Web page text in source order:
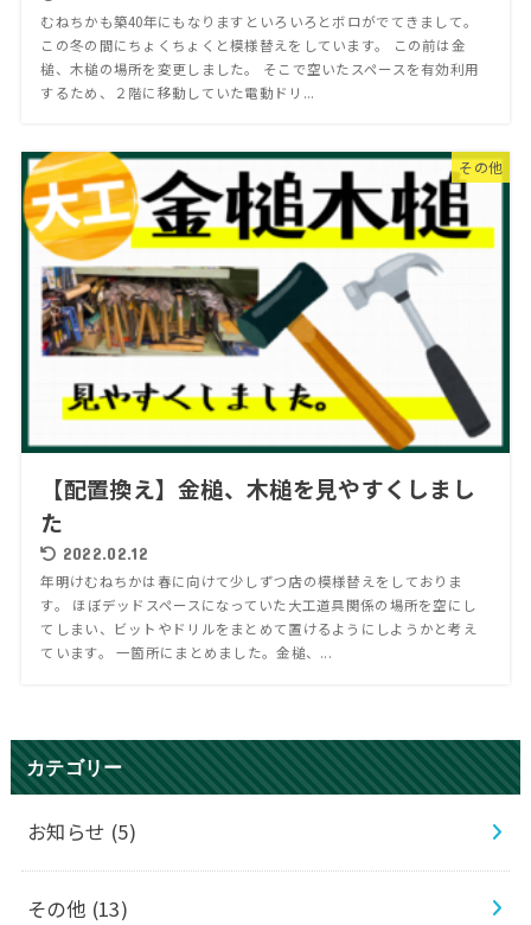
むねちかも築40年にもなりますといろいろとボロがでてきまして。
この冬の間にちょくちょくと模様替えをしています。 この前は金
槌、木槌の場所を変更しました。 そこで空いたスペースを有効利用
するため、２階に移動していた電動ドリ...
その他
【配置換え】金槌、木槌を見やすくしまし
た
2022.02.12
年明けむねちかは春に向けて少しずつ店の模様替えをしておりま
す。 ほぼデッドスペースになっていた大工道具関係の場所を空にし
てしまい、ビットやドリルをまとめて置けるようにしようかと考え
ています。 一箇所にまとめました。金槌、...
カテゴリー
お知らせ (5)
その他 (13)